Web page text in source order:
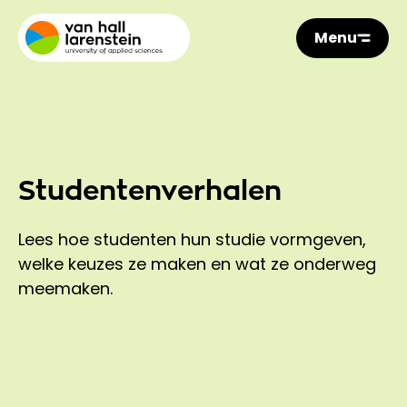
Menu
Studentenverhalen
Lees hoe studenten hun studie vormgeven,
welke keuzes ze maken en wat ze onderweg
meemaken.